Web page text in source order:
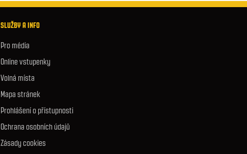
SLUŽBY A INFO
Pro média
Online vstupenky
Volná místa
Mapa stránek
Prohlášení o přístupnosti
Ochrana osobních údajů
Zásady cookies